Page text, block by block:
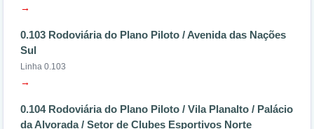
→
0.103 Rodoviária do Plano Piloto / Avenida das Nações
Sul
Linha 0.103
→
0.104 Rodoviária do Plano Piloto / Vila Planalto / Palácio
da Alvorada / Setor de Clubes Esportivos Norte